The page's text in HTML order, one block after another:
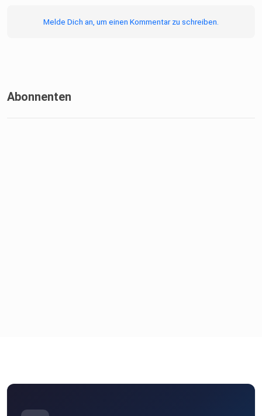
Melde Dich an, um einen Kommentar zu schreiben.
Abonnenten